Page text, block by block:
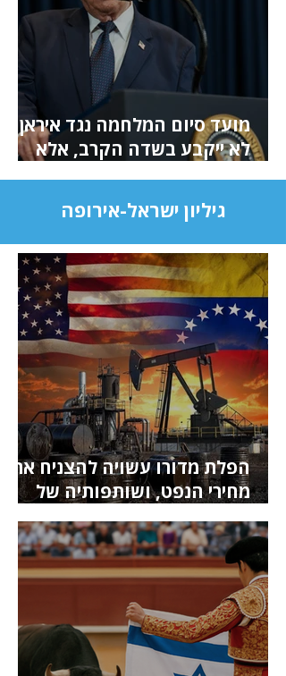
מועד סיום המלחמה נגד איראן
לא ייקבע בשדה הקרב, אלא
גיליון ישראל-אירופה
הפלת מדורו עשויה להצניח את
מחירי הנפט, ושותפותיה של
ונצואלה צפויות להיפגע